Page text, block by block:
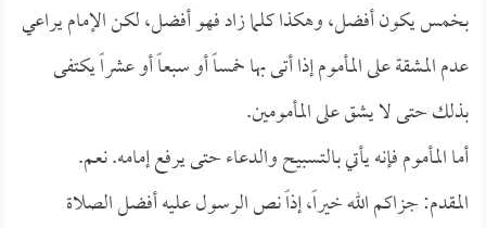
بخمس يكون أفضل، وهكذا كلما زاد فهو أفضل، لكن الإمام يراعي
عدم المشقة على المأموم إذا أتى بها خمساً أو سبعاً أو عشراً يكتفى
بذلك حتى لا يشق على المأمومين.
أما المأموم فإنه يأتي بالتسبيح والدعاء حتى يرفع إمامه. نعم.
المقدم: جزاكم الله خيراً، إذاً نص الرسول عليه أفضل الصلاة